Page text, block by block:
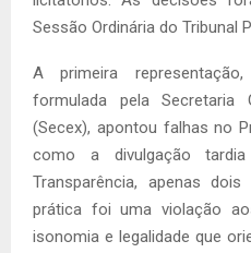
Sessão Ordinária do Tribunal
A primeira
formulada pela Secretaria
(Secex), apontou falhas no
como a divulgação
Transparência, apenas
prática foi uma violação
isonomia e legalidade que